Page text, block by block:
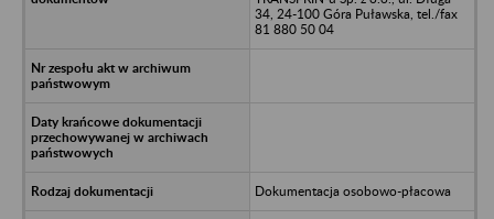
34, 24-100 Góra Puławska, tel./fax
81 880 50 04
Dokumentacja osobowo-płacowa